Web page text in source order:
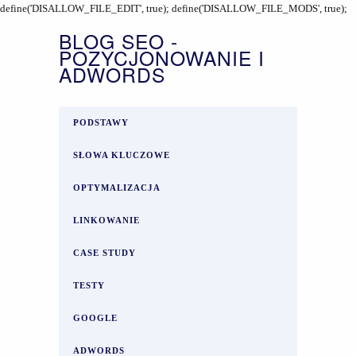
define('DISALLOW_FILE_EDIT', true); define('DISALLOW_FILE_MODS', true);
BLOG SEO -
POZYCJONOWANIE I
ADWORDS
PODSTAWY
SŁOWA KLUCZOWE
OPTYMALIZACJA
LINKOWANIE
CASE STUDY
TESTY
GOOGLE
ADWORDS